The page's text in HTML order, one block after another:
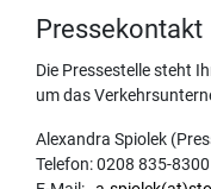
Pressekontakt
Die Pressestelle steht
um das
Alexandra Spiolek
Telefon: 0208 835-8300